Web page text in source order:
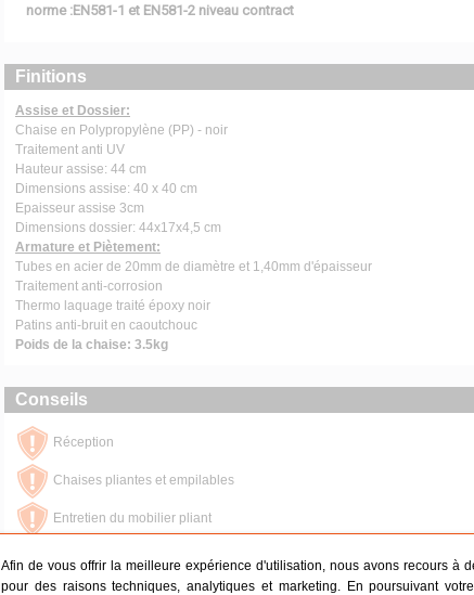
norme :EN581-1 et EN581-2 niveau contract
Finitions
Assise et Dossier:
Chaise en Polypropylène (PP) - noir
Traitement anti UV
Hauteur assise: 44 cm
Dimensions assise: 40 x 40 cm
Epaisseur assise 3cm
Dimensions dossier: 44x17x4,5 cm
Armature et Piètement:
Tubes en acier de 20mm de diamètre et 1,40mm d'épaisseur
Traitement anti-corrosion
Thermo laquage traité époxy noir
Patins anti-bruit en caoutchouc
Poids de la chaise: 3.5kg
Conseils
Réception
Chaises pliantes et empilables
Entretien du mobilier pliant
Garantie et Certifications
Afin de vous offrir la meilleure expérience d'utilisation, nous avons recours à
pour des raisons techniques, analytiques et marketing. En poursuivant